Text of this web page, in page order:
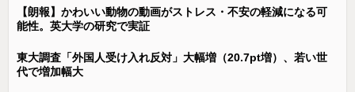
【朗報】かわいい動物の動画がストレス・不安の軽減になる可
能性。英大学の研究で実証
東大調査「外国人受け入れ反対」大幅増（20.7pt増）、若い世
代で増加幅大